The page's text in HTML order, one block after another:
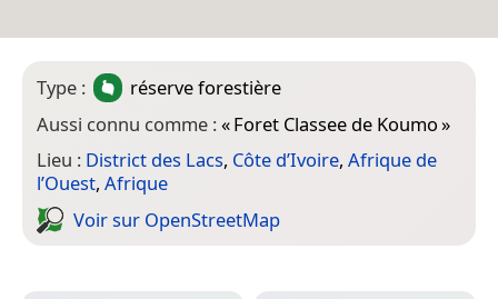
Type :
réserve forestière
Aussi connu comme :«Foret Classee de Koumo»
Lieu : District des Lacs, Côte d’Ivoire, Afrique de
l’Ouest, Afrique
Voir sur Open­Street­Map